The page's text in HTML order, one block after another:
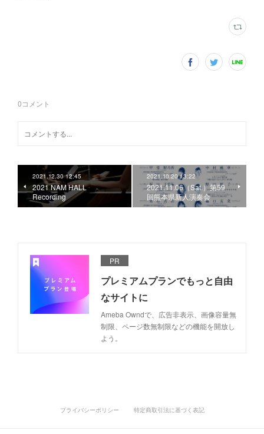
0コメント
2021.12.30 12:45
2021 NAM HALL
Recording
2021.10.20 13:22
2021.11.06（Sat.）第59
回熊本県新人演奏会
PR
プレミアムプランでもっと自由
なサイトに
Ameba Owndで、広告非表示、画像容量無
制限、ページ数無制限などの機能を開放し
よう。
プライバシーポリシー 特定商取引法に基づく表記